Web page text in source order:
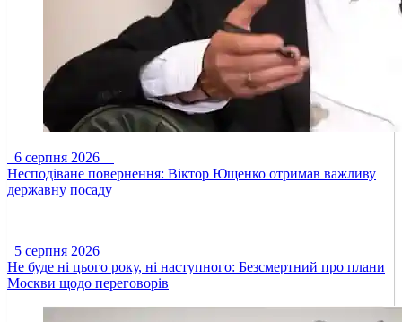
6 серпня 2026
Несподіване повернення: Віктор Ющенко отримав важливу
державну посаду
5 серпня 2026
Не буде ні цього року, ні наступного: Безсмертний про плани
Москви щодо переговорів